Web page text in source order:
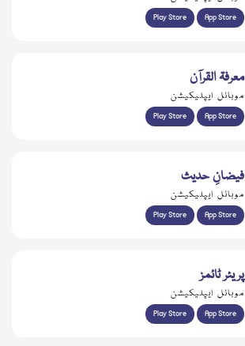
Play Store App Store
معرفۃ القرآن
موبائل ایپلیکیشن
Play Store App Store
فیضانِ حدیث
موبائل ایپلیکیشن
Play Store App Store
پریئر ٹائمز
موبائل ایپلیکیشن
Play Store App Store